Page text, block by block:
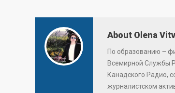
About Olena
По образованию –
Всемирной Службы
Канадского Радио,
журналистском